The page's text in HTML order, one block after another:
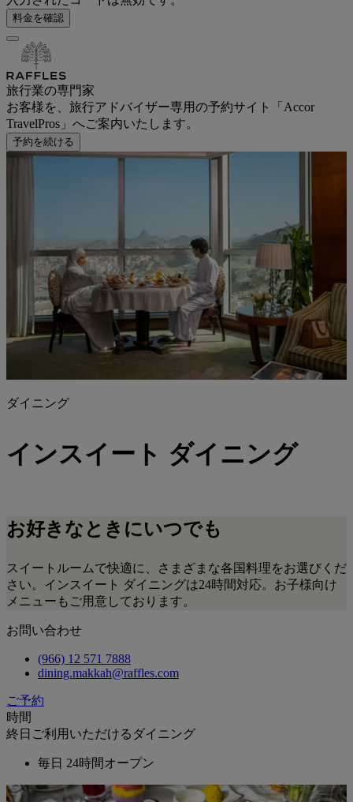
料金を確認
旅行業の専門家
お客様を、旅行アドバイザー専用の予約サイト「Accor
TravelPros」へご案内いたします。
予約を続ける
ダイニング
インスイート ダイニング
お好きなときにいつでも
スイートルームで快適に、さまざまな各国料理をお選びくだ
さい。インスイート ダイニングは24時間対応。お子様向け
メニューもご用意しております。
お問い合わせ
(966) 12 571 7888
dining.makkah@raffles.com
ご予約
時間
終日ご利用いただけるダイニング
毎日 24時間オープン